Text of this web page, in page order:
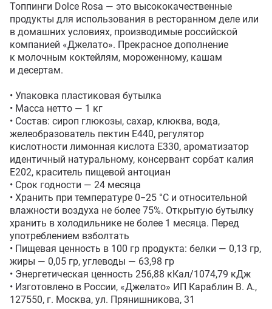
Топпинги Dolce Rosa — это высококачественные
продукты для использования в ресторанном деле или
в домашних условиях, производимые российской
компанией «Джелато». Прекрасное дополнение
к молочным коктейлям, мороженному, кашам
и десертам.
• Упаковка пластиковая бутылка
• Масса нетто — 1 кг
• Состав: сироп глюкозы, сахар, клюква, вода,
желеобразователь пектин Е440, регулятор
кислотности лимонная кислота Е330, ароматизатор
идентичный натуральному, консервант сорбат калия
Е202, краситель пищевой антоциан
• Срок годности — 24 месяца
• Хранить при температуре 0−25 °С и относительной
влажности воздуха не более 75%. Открытую бутылку
хранить в холодильнике не более 1 месяца. Перед
употреблением взболтать
• Пищевая ценность в 100 гр продукта: белки — 0,13 гр,
жиры — 0,05 гр, углеводы — 63,98 гр
• Энергетическая ценность 256,88 кКал/1074,79 кДж
• Изготовлено в России, «Джелато» ИП Караблин В. А.,
127550, г. Москва, ул. Прянишникова, 31